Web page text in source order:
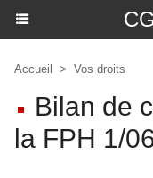
Accueil > Vos droits
Bilan de
la FPH 1/